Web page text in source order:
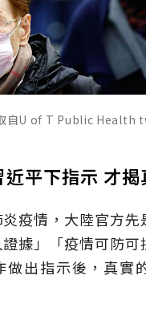
自U of T Public Health
平下指示 才揭
疫情，大陸官方先
據」「疫情可防可
做出指示後，真實